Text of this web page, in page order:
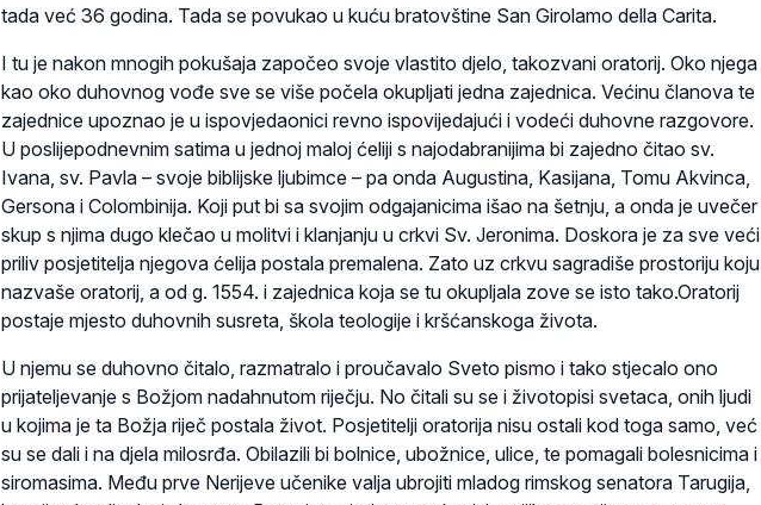
tada već 36 godina. Tada se povukao u kuću bratovštine San Girolamo della Carita.
I tu je nakon mnogih pokušaja započeo svoje vlastito djelo, takozvani oratorij. Oko njega
kao oko duhovnog vođe sve se više počela okupljati jedna zajednica. Većinu članova te
zajednice upoznao je u ispovjedaonici revno ispovijedajući i vodeći duhovne razgovore.
U poslijepodnevnim satima u jednoj maloj ćeliji s najodabranijima bi zajedno čitao sv.
Ivana, sv. Pavla – svoje biblijske ljubimce – pa onda Augustina, Kasijana, Tomu Akvinca,
Gersona i Colombinija. Koji put bi sa svojim odgajanicima išao na šetnju, a onda je uvečer
skup s njima dugo klečao u molitvi i klanjanju u crkvi Sv. Jeronima. Doskora je za sve veći
priliv posjetitelja njegova ćelija postala premalena. Zato uz crkvu sagradiše prostoriju koju
nazvaše oratorij, a od g. 1554. i zajednica koja se tu okupljala zove se isto tako.Oratorij
postaje mjesto duhovnih susreta, škola teologije i kršćanskoga života.
U njemu se duhovno čitalo, razmatralo i proučavalo Sveto pismo i tako stjecalo ono
prijateljevanje s Božjom nadahnutom riječju. No čitali su se i životopisi svetaca, onih ljudi
u kojima je ta Božja riječ postala život. Posjetitelji oratorija nisu ostali kod toga samo, već
su se dali i na djela milosrđa. Obilazili bi bolnice, ubožnice, ulice, te pomagali bolesnicima i
siromasima. Među prve Nerijeve učenike valja ubrojiti mladog rimskog senatora Tarugija,